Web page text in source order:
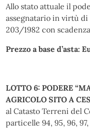
Allo stato attuale il
assegnatario in virtù
203/1982 con
Prezzo a base d’asta:
LOTTO 6: PODERE
AGRICOLO SITO A
al Catasto Terreni del
particelle 94, 95, 96, 97,